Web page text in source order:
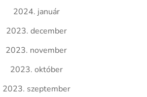
2024. január
2023. december
2023. november
2023. október
2023. szeptember